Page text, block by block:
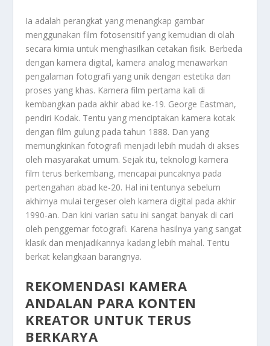
Ia adalah perangkat yang menangkap gambar
menggunakan film fotosensitif yang kemudian di olah
secara kimia untuk menghasilkan cetakan fisik. Berbeda
dengan kamera digital, kamera analog menawarkan
pengalaman fotografi yang unik dengan estetika dan
proses yang khas. Kamera film pertama kali di
kembangkan pada akhir abad ke-19. George Eastman,
pendiri Kodak. Tentu yang menciptakan kamera kotak
dengan film gulung pada tahun 1888. Dan yang
memungkinkan fotografi menjadi lebih mudah di akses
oleh masyarakat umum. Sejak itu, teknologi kamera
film terus berkembang, mencapai puncaknya pada
pertengahan abad ke-20. Hal ini tentunya sebelum
akhirnya mulai tergeser oleh kamera digital pada akhir
1990-an. Dan kini varian satu ini sangat banyak di cari
oleh penggemar fotografi. Karena hasilnya yang sangat
klasik dan menjadikannya kadang lebih mahal. Tentu
berkat kelangkaan barangnya.
REKOMENDASI KAMERA
ANDALAN PARA KONTEN
KREATOR UNTUK TERUS
BERKARYA